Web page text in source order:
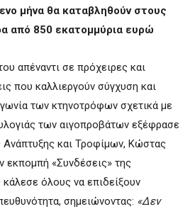
μήνα θα καταβληθούν στους
από 850 εκατομμύρια ευρώ
απέναντι σε πρόχειρες και
που καλλιεργούν σύγχυση και
των κτηνοτρόφων σχετικά με
των αιγοπροβάτων εξέφρασε
και Τροφίμων, Κώστας
εκπομπή «Συνδέσεις» της
όλους να επιδείξουν
σημειώνοντας: «Δεν